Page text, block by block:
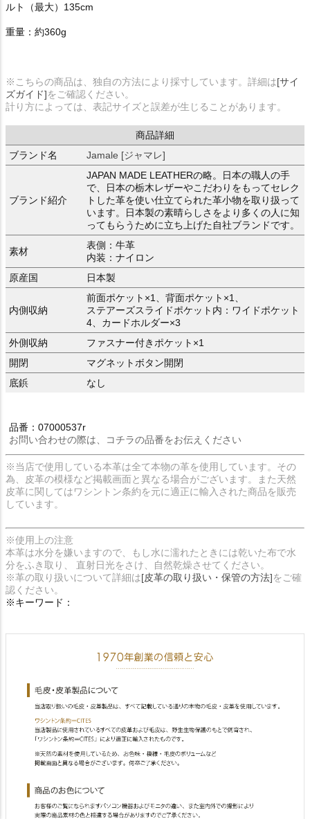
ルト（最大）135cm
重量：約360g
※こちらの商品は、独自の方法により採寸しています。詳細は[サイ
ズガイド]をご確認ください。
計り方によっては、表記サイズと誤差が生じることがあります。
商品詳細
ブランド名
Jamale [ジャマレ]
ブランド紹介
JAPAN MADE LEATHERの略。日本の職人の手
で、日本の栃木レザーやこだわりをもってセレク
トした革を使い仕立てられた革小物を取り扱って
います。日本製の素晴らしさをより多くの人に知
ってもらうために立ち上げた自社ブランドです。
素材
表側：牛革
内装：ナイロン
原産国
日本製
内側収納
前面ポケット×1、背面ポケット×1、
ステアーズスライドポケット内：ワイドポケット
4、カードホルダー×3
外側収納
ファスナー付きポケット×1
開閉
マグネットボタン開閉
底鋲
なし
品番：07000537r
お問い合わせの際は、コチラの品番をお伝えください
※当店で使用している本革は全て本物の革を使用しています。その
為、皮革の模様など掲載画面と異なる場合がございます。また天然
皮革に関してはワシントン条約を元に適正に輸入された商品を販売
しています。
※使用上の注意
本革は水分を嫌いますので、もし水に濡れたときには乾いた布で水
分をふき取り、 直射日光をさけ、自然乾燥させてください。
※革の取り扱いについて詳細は[皮革の取り扱い・保管の方法]をご確
認ください。
※キーワード：